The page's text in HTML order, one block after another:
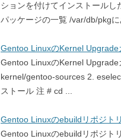
ションを付けてインストール
パッケージの一覧 /var/db/pkgに
Gentoo LinuxのKernel Upgrade
Gentoo LinuxのKernel
kernel/gentoo-sources 2.
ストール 注 # cd ...
Gentoo Linuxのebuildリポジト
Gentoo Linuxのebuildリポジト